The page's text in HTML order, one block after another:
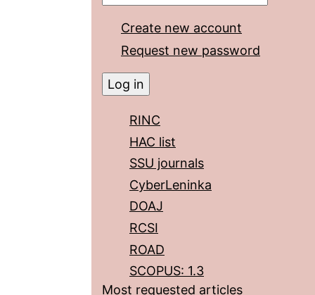
Create new account
Request new password
RINC
HAC list
SSU journals
CyberLeninka
DOAJ
RCSI
ROAD
SCOPUS: 1.3
Most requested articles